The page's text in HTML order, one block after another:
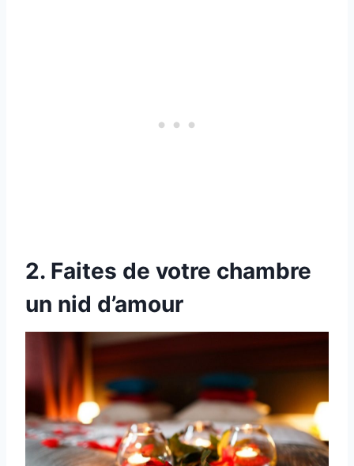
2. Faites de votre chambre
un nid d’amour